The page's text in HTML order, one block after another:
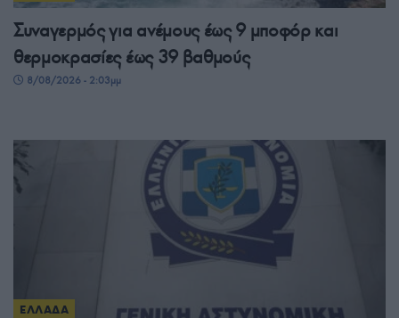
Συναγερμός για ανέμους έως 9 μποφόρ και
θερμοκρασίες έως 39 βαθμούς
8/08/2026 - 2:03μμ
ΕΛΛΑΔΑ